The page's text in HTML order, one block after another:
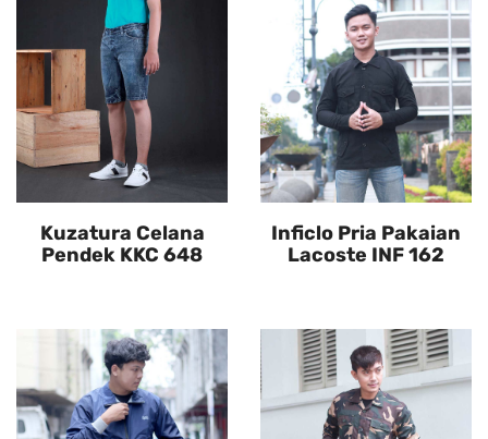
Kuzatura Celana
Pendek KKC 648
Inficlo Pria Pakaian
Lacoste INF 162